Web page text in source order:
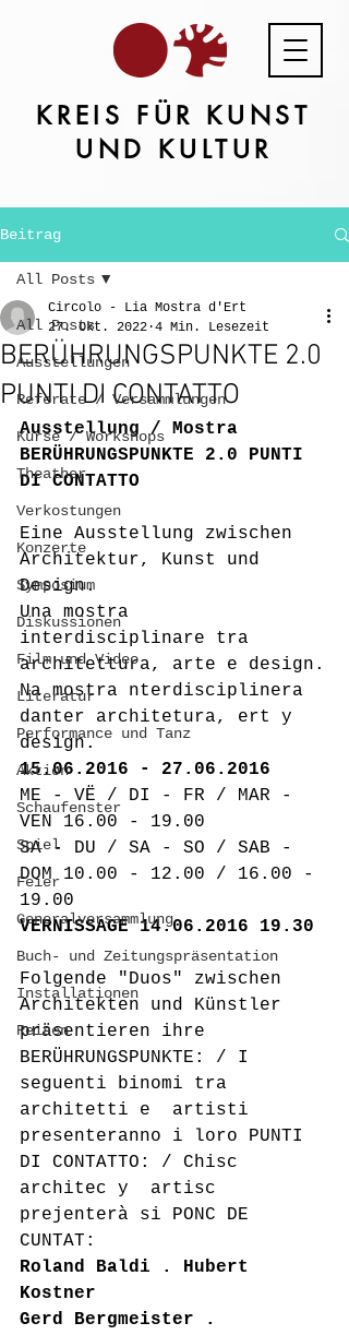
KREIS FÜR KUNST
UND KULTUR
Beitrag
All Posts
Ausstellungen
Referate / Versammlungen
Kurse / Workshops
Theather
Verkostungen
Konzerte
Symposium
Diskussionen
Film und Video
Literatur
Performance und Tanz
Aktion
Schaufenster
Spiel
Feier
Generalversammlung
Buch- und Zeitungspräsentation
Installationen
Reisen
All Posts
BERÜHRUNGSPUNKTE 2.0
PUNTI DI CONTATTO
Circolo - Lia Mostra d'Ert
27. Okt. 2022 4 Min. Lesezeit
Ausstellung / Mostra
BERÜHRUNGSPUNKTE 2.0 PUNTI
DI CONTATTO
Eine Ausstellung zwischen
Architektur, Kunst und
Design.
Una mostra
interdisciplinare tra
architettura, arte e design.
Na mostra nterdisciplinera
danter architetura, ert y
design.
15.06.2016 - 27.06.2016
ME - VË / DI - FR / MAR -
VEN 16.00 - 19.00
SA - DU / SA - SO / SAB -
DOM 10.00 - 12.00 / 16.00 -
19.00
VERNISSAGE 14.06.2016 19.30
Folgende "Duos" zwischen
Architekten und Künstler
präsentieren ihre
BERÜHRUNGSPUNKTE: / I
seguenti binomi tra
architetti e  artisti
presenteranno i loro PUNTI
DI CONTATTO: / Chisc
architec y  artisc
prejenterà si PONC DE
CUNTAT:
Roland Baldi . Hubert
Kostner
Gerd Bergmeister .